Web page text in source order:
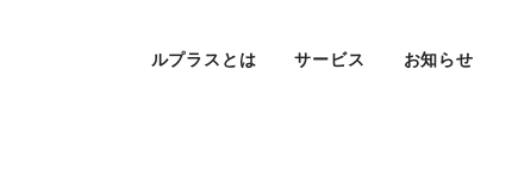
ルプラスとは サービス お知らせ